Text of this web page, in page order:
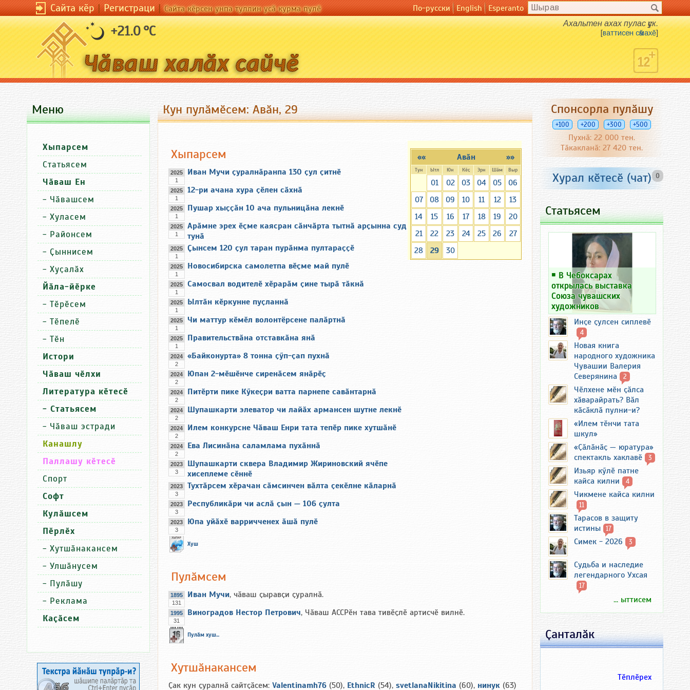
Сайта кӗр|Регистраци|Сайта кӗрсен унпа туллин усӑ курма пулӗ По-русски English Esperanto
+21.0 °C Ахальтен ахах пулас ҫук.
[ваттисен сӑмахӗ]
Кун пулӑмӗсем: Авӑн, 29
»»
«« Авӑн
Тун Ытл Юн Кӗҫ Эрн Шӑм Выр
01 02 03 04 05
06
07
08 09 10 11 12
13
14
15 16 17 18 19
20
21
22 23 24 25 26
27
28
29 30
Хыпарсем
2025
1
Иван Мучи ҫуралнӑранпа 130 ҫул ҫитнӗ
2025
1
12-ри ачана хура ҫӗлен сӑхнӑ
2025
1
Пушар хыҫҫӑн 10 ача пульницӑна лекнӗ
2025
1
Арӑмне эрех ӗҫме каясран сӑнчӑрта тытнӑ арҫынна суд
тунӑ
2025
1
Ҫынсем 120 ҫул таран пурӑнма пултараҫҫӗ
2025
1
Новосибирска самолетпа вӗҫме май пулӗ
2025
1
Самосвал водителӗ хӗрарӑм ҫине тырӑ тӑкнӑ
2025
1
Ылтӑн кӗркунне пуҫланнӑ
2025
1
Чи маттур кӗмӗл волонтёрсене палӑртнӑ
2025
1
Правительствӑна отставкӑна янӑ
2024
2
«Байконурта» 8 тонна ҫӳп-ҫап пухнӑ
2024
2
Юпан 2-мӗшӗнче сиренӑсем янӑрӗҫ
2024
2
Питӗрти пике Кӳкеҫри ватта парнепе савӑнтарнӑ
2024
2
Шупашкарти элеватор чи лайӑх армансен шутне лекнӗ
2024
2
Илем конкурсне Чӑваш Енри тата тепӗр пике хутшӑнӗ
2024
2
Ева Лисинӑна саламлама пухӑннӑ
2023
3
Шупашкарти сквера Владимир Жириновский ячӗпе
хисеплеме сӗннӗ
2023
3
Тухтӑрсем хӗрачан сӑмсинчен вӑлта ҫекӗлне кӑларнӑ
2023
3
Республикӑри чи аслӑ ҫын — 106 ҫулта
2023
3
Юпа уйӑхӗ варричченех ӑшӑ пулӗ
Хуш
Пулӑмсем
1895
131
Иван Мучи, чӑваш ҫыравҫи ҫуралнӑ.
1995
31
Виноградов Нестор Петрович, Чӑваш АССРӗн тава тивӗҫлӗ артисчӗ вилнӗ.
Пулӑм хуш...
Хутшӑнакансем
Ҫак кун ҫуралнӑ сайтҫӑсем: Valentinamh76 (50), EthnicR (54), svetlanaNikitina (60), нинук (63)
Меню
Хыпарсем
Статьясем
Чӑваш Ен
- Чӑвашсем
- Хуласем
- Районсем
- Ҫыннисем
- Хуҫалӑх
Йӑла-йӗрке
- Тӗрӗсем
- Тӗпелӗ
- Тӗн
Истори
Чӑваш чӗлхи
Литература кӗтесӗ
- Статьясем
- Чӑваш эстради
Канашлу
Паллашу кӗтесӗ
Спорт
Софт
Кулӑшсем
Пӗрлӗх
- Хутшӑнакансем
- Улшӑнусем
- Пулӑшу
- Реклама
Каҫӑсем
Спонсорла пулӑшу
+100 +200 +300 +500
Пухнӑ: 22 000 тен.
Тӑкакланӑ: 27 420 тен.
0
Хурал кӗтесӗ (чат)
Статьясем
￭ В Чебоксарах
открылась выставка
Союза чувашских
художников
Инҫе ҫулсен сиплевӗ
4
Новая книга
народного художника
Чувашии Валерия
Северянина
2
Чӗлхене мӗн ҫӑлса
хӑварайрать? Вӑл
кӑсӑклӑ пулни-и?
«Илем тӗнчи тата
шкул»
«Ҫӑлӑнӑҫ — юратура»
спектакль хаклавӗ
3
Изьяр кӳлӗ патне
кайса килни
4
Чикмене кайса килни
11
Тарасов в защиту
истины 17
Симек - 2026 3
Судьба и наследие
легендарного Ухсая
17
... ыттисем
Ҫанталӑк
Тӗплӗрех